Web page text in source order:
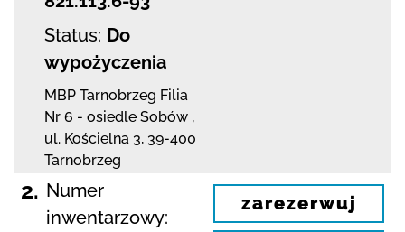
Status: Do
wypożyczenia
MBP Tarnobrzeg Filia
Nr 6 - osiedle Sobów ,
ul. Kościelna 3, 39-400
Tarnobrzeg
2. Numer
inwentarzowy:
zarezerwuj